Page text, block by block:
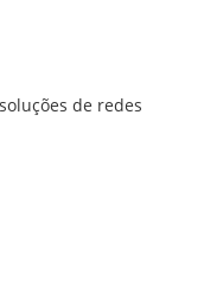
de redes